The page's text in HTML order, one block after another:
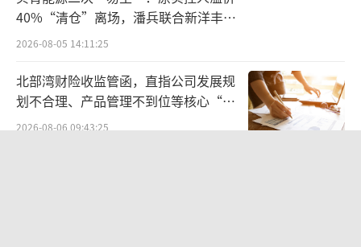
另一方面是其内部构建了能够结合医药工
展事业部、新品开发事业部等部门的新产品战
略架构体系，打造“投-研-产-销”一体化的全
链条体系，这让九州通超越了传统的经销商角
40%“清仓”离场，潘兵联合新洋丰、
宏科百世拟入主
2026-08-05 14:11:25
北部湾财险收监管函，直指公司发展规
划不合理、产品管理不到位等核心“痛
点”
2026-08-06 09:43:25